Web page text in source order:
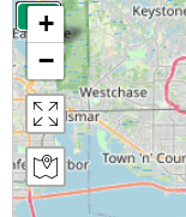
+
−